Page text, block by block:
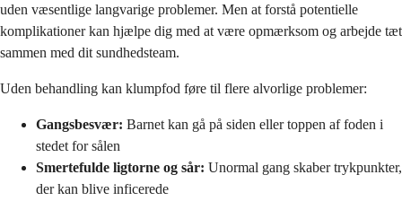
uden væsentlige langvarige problemer. Men at forstå potentielle
komplikationer kan hjælpe dig med at være opmærksom og arbejde tæt
sammen med dit sundhedsteam.
Uden behandling kan klumpfod føre til flere alvorlige problemer:
Gangsbesvær: Barnet kan gå på siden eller toppen af foden i
stedet for sålen
Smertefulde ligtorne og sår: Unormal gang skaber trykpunkter,
der kan blive inficerede